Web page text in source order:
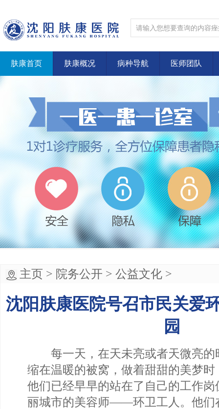
肤康首页 肤康概况 病种导航 医师团队
主页 > 院务公开 > 公益文化 >
沈阳肤康医院号召市民关爱
园
每一天，在天未亮或者天微亮的
缩在温暖的被窝，做着甜甜的美梦
他们已经早早的站在了自己的工作
丽城市的美容师——环卫工人。他们